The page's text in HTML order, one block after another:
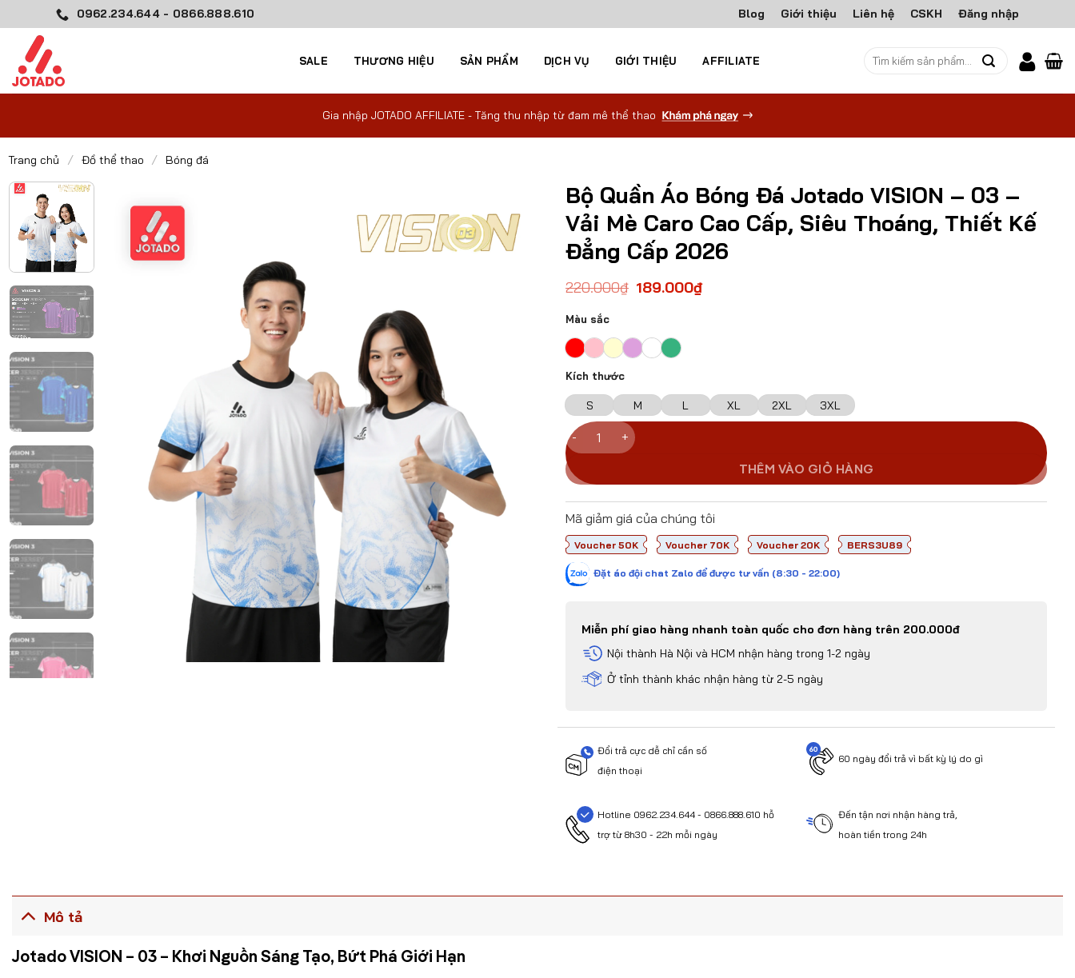
to
content
0962.234.644 - 0866.888.610 Blog Giới thiệu Liên hệ CSKH Đăng nhập
SALE THƯƠNG HIỆU SẢN PHẨM DỊCH VỤ GIỚI THIỆU AFFILIATE
Tìm
Gia nhập JOTADO AFFILIATE - Tăng thu nhập từ đam mê thể thao
Trang chủ / Đồ thể thao / Bóng đá
Bộ Quần Áo Bóng Đá Jotado VISION – 03 –
Vải Mè Caro Cao Cấp, Siêu Thoáng, Thiết Kế
Đẳng Cấp 2026
220.000₫ 189.000₫
Màu sắc
Kích thước
S M L XL 2XL
3XL
Bộ Quần Áo Bóng Đá Jotado VISION - 03 – Vải Mè Caro Cao Cấp, Siêu Thoáng, Thiết
THÊM VÀO GIỎ HÀNG
Mã giảm giá của chúng tôi
Voucher 50K Voucher 70K Voucher 20K BERS3U89
Đặt áo đội chat Zalo để được tư vấn (8:30 - 22:00)
Miễn phí giao hàng nhanh toàn quốc cho đơn hàng trên 200.000đ
Nội thành Hà Nội và HCM nhận hàng trong 1-2 ngày
Ở tỉnh thành khác nhận hàng từ 2-5 ngày
Đổi trả cực dễ chỉ cần số
điện thoại
60 ngày đổi trả vì bất kỳ lý do gì
Hotline 0962.234.644 - 0866.888.610 hỗ
trợ từ 8h30 - 22h mỗi ngày
Đến tận nơi nhận hàng trả,
hoàn tiền trong 24h
Mô tả
Jotado VISION – 03 – Khơi Nguồn Sáng Tạo, Bứt Phá Giới Hạn